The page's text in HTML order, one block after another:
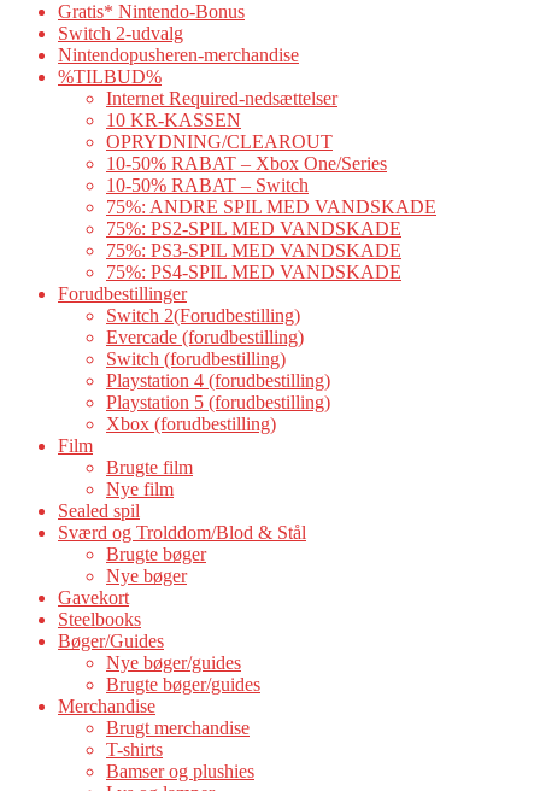
Gratis* Nintendo-Bonus
Switch 2-udvalg
Nintendopusheren-merchandise
%TILBUD%
Internet Required-nedsættelser
10 KR-KASSEN
OPRYDNING/CLEAROUT
10-50% RABAT – Xbox One/Series
10-50% RABAT – Switch
75%: ANDRE SPIL MED VANDSKADE
75%: PS2-SPIL MED VANDSKADE
75%: PS3-SPIL MED VANDSKADE
75%: PS4-SPIL MED VANDSKADE
Forudbestillinger
Switch 2(Forudbestilling)
Evercade (forudbestilling)
Switch (forudbestilling)
Playstation 4 (forudbestilling)
Playstation 5 (forudbestilling)
Xbox (forudbestilling)
Film
Brugte film
Nye film
Sealed spil
Sværd og Trolddom/Blod & Stål
Brugte bøger
Nye bøger
Gavekort
Steelbooks
Bøger/Guides
Nye bøger/guides
Brugte bøger/guides
Merchandise
Brugt merchandise
T-shirts
Bamser og plushies